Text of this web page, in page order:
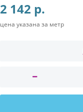
2 142 р.
цена указана за метр